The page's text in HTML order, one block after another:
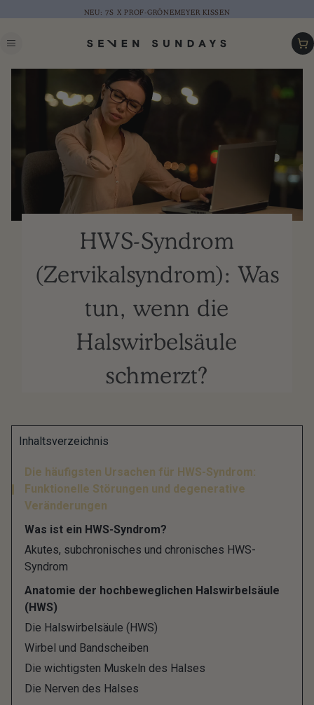
NEU: 7S X PROF-GRÖNEMEYER KISSEN
HWS-Syndrom
(Zervikalsyndrom): Was
tun, wenn die
Halswirbelsäule
schmerzt?
Inhaltsverzeichnis
Die häufigsten Ursachen für HWS-Syndrom:
Funktionelle Störungen und degenerative
Veränderungen
Was ist ein HWS-Syndrom?
Akutes, subchronisches und chronisches HWS-
Syndrom
Anatomie der hochbeweglichen Halswirbelsäule
(HWS)
Die Halswirbelsäule (HWS)
Wirbel und Bandscheiben
Die wichtigsten Muskeln des Halses
Die Nerven des Halses
Schmerzhafte Verspannungen im Nacken- und
für Betroffene häufig sehr belastend, weil die
Schmerzen den Alltag und damit auch die
Bei einem Halswirbelsäulen-Syndrom, kurz HWS-
Syndrom, handelt es sich zusammenfassend um
Schmerzen und sonstige Beschwerden im Bereich
der Halswirbelsäule. Mediziner sprechen auch von
einem Zervikalsyndrom.
laut Statistik mindestens einmal in ihrem Leben